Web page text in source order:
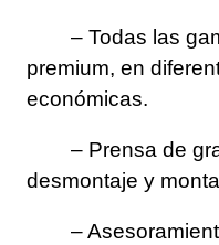
– Todas las
premium, en
económicas.
– Prensa de
desmontaje y
–